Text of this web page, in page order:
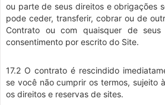
ou parte de seus direitos e obrigações
pode ceder, transferir, cobrar ou de
Contrato ou com quaisquer de
consentimento por escrito do Site.
17.2 O contrato é rescindido
se você não cumprir os termos, sujeito
os direitos e reservas de sites.